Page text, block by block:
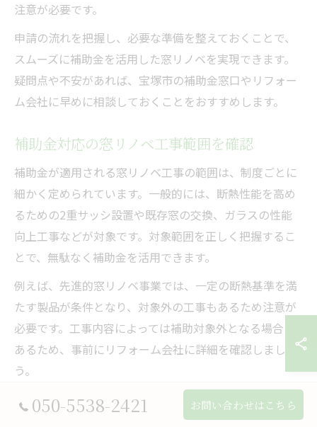
注意が必要です。
申請の流れを把握し、必要な準備を整えておくことで、
スムーズに補助金を活用した窓リノベを実現できます。
疑問点や不安があれば、宝塚市の補助金窓口やリフォー
ム会社に早めに相談しておくことをおすすめします。
補助金対応の窓リノベ工事範囲を確認
補助金が適用される窓リノベ工事の範囲は、制度ごとに
細かく定められています。一般的には、断熱性能を高め
るための2重サッシ設置や既存窓の交換、ガラスの性能
向上工事などが対象です。対象範囲を正しく把握するこ
とで、無駄なく補助金を活用できます。
例えば、先進的窓リノベ事業では、一定の断熱基準を満
たす製品が条件となり、対象外の工事もあるため注意が
必要です。工事内容によっては補助対象外となる場合も
あるため、事前にリフォーム会社に詳細を確認しましょ
う。
補助金の対象範囲を正確に理解することで、申請時のト
ラブルや後悔を防げます。特に築年数が古い住宅では、
050-5538-2421 お問い合わせはこちら